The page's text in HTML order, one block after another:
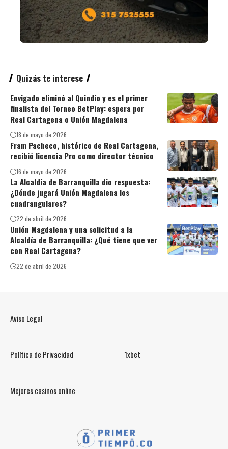
Quizás te interese
Envigado eliminó al Quindío y es el primer
finalista del Torneo BetPlay: espera por
Real Cartagena o Unión Magdalena
18 de mayo de 2026
Fram Pacheco, histórico de Real Cartagena,
recibió licencia Pro como director técnico
16 de mayo de 2026
La Alcaldía de Barranquilla dio respuesta:
¿Dónde jugará Unión Magdalena los
cuadrangulares?
22 de abril de 2026
Unión Magdalena y una solicitud a la
Alcaldía de Barranquilla: ¿Qué tiene que ver
con Real Cartagena?
22 de abril de 2026
Aviso Legal
Política de Privacidad 1xbet
Mejores casinos online